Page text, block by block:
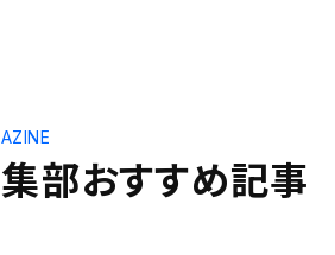
部おすすめ記事